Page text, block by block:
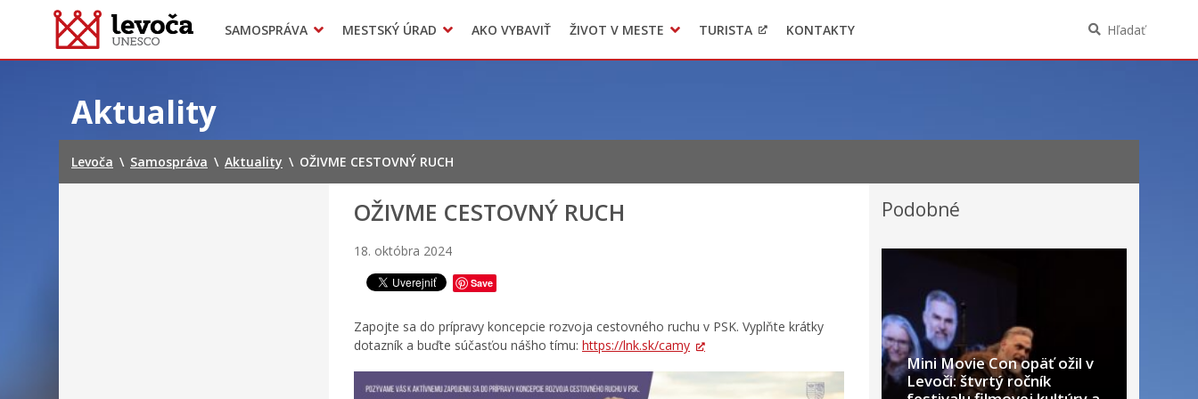
SAMOSPRÁVA
Dokumenty mesta
Transparentné mesto
majetkových pomerov verejného funkcionára
MESTSKÝ ÚRAD
Projekty
Voľba hlavného kontrolóra mesta Levoča
AKO VYBAVIŤ ŽIVOT V MESTE
Doprava
LIMKA
TURISTA KONTAKTY Hľadať
Aktuality
Levoča \ Samospráva \ Aktuality \ OŽIVME CESTOVNÝ RUCH
OŽIVME CESTOVNÝ RUCH
18. októbra 2024
Save
Zapojte sa do prípravy koncepcie rozvoja cestovného ruchu v PSK. Vyplňte krátky
dotazník a buďte súčasťou nášho tímu: https://lnk.sk/camy
Podobné
Mini Movie Con opäť ožil v
Levoči: štvrtý ročník